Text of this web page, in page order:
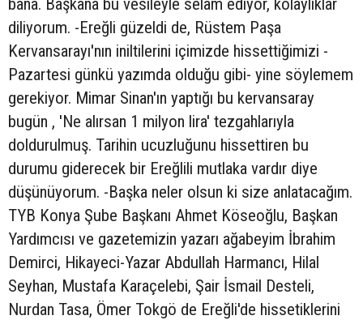
bana. Başkana bu vesileyle selam ediyor, kolaylıklar
diliyorum. -Ereğli güzeldi de, Rüstem Paşa
Kervansarayı'nın iniltilerini içimizde hissettiğimizi -
Pazartesi günkü yazımda olduğu gibi- yine söylemem
gerekiyor. Mimar Sinan'ın yaptığı bu kervansaray
bugün , 'Ne alırsan 1 milyon lira' tezgahlarıyla
doldurulmuş. Tarihin ucuzluğunu hissettiren bu
durumu giderecek bir Ereğlili mutlaka vardır diye
düşünüyorum. -Başka neler olsun ki size anlatacağım.
TYB Konya Şube Başkanı Ahmet Köseoğlu, Başkan
Yardımcısı ve gazetemizin yazarı ağabeyim İbrahim
Demirci, Hikayeci-Yazar Abdullah Harmancı, Hilal
Seyhan, Mustafa Karaçelebi, Şair İsmail Desteli,
Nurdan Tasa, Ömer Tokgö de Ereğli'de hissetiklerini